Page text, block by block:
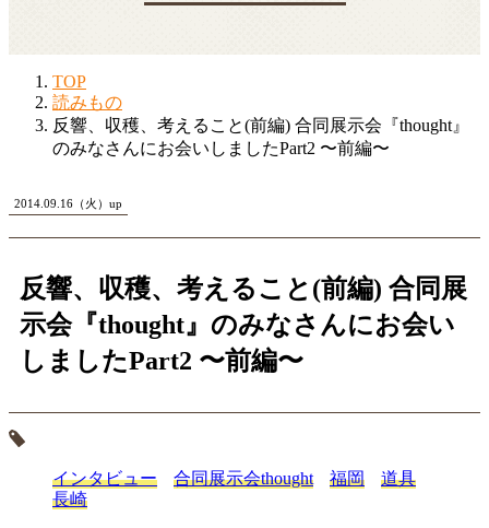
TOP
読みもの
反響、収穫、考えること(前編) 合同展示会『thought』
のみなさんにお会いしましたPart2 〜前編〜
2014.09.16（火）up
反響、収穫、考えること(前編) 合同展
示会『thought』のみなさんにお会い
しましたPart2 〜前編〜
インタビュー 合同展示会thought 福岡
道具
長崎